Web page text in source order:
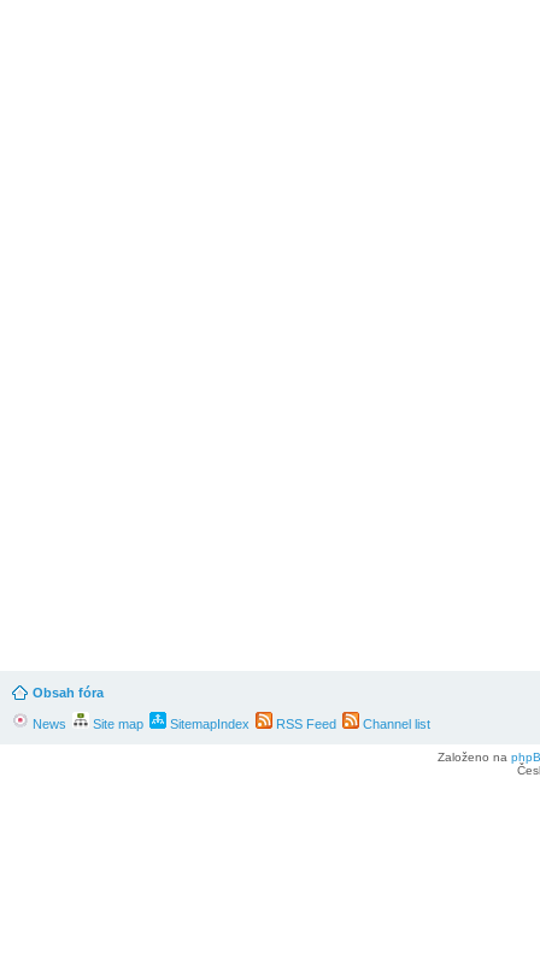
Obsah fóra
News Site map SitemapIndex RSS Feed Channel list
Založeno na